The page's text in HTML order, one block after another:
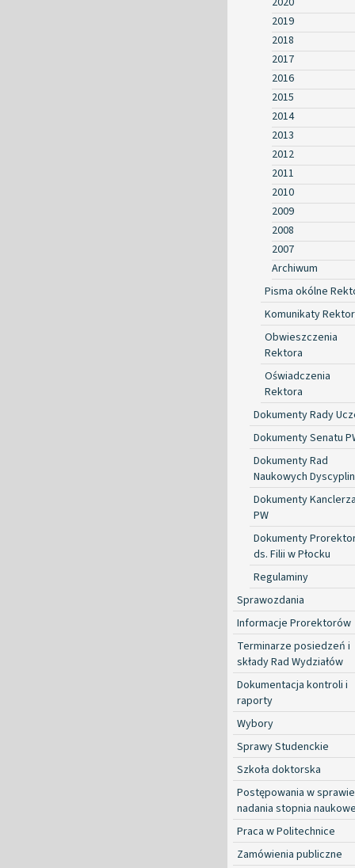
2019
2018
2017
2016
2015
2014
2013
2012
2011
2010
2009
2008
2007
Archiwum
Pisma okólne
Komunikaty
Obwieszczenia
Rektora
Oświadczenia
Rektora
Dokumenty Rady
Dokumenty Senatu
Dokumenty Rad
Naukowych Dyscyplin
Dokumenty Kanclerza
PW
Dokumenty
ds. Filii w Płocku
Regulaminy
Sprawozdania
Informacje Prorektorów
Terminarze posiedzeń i
składy Rad Wydziałów
Dokumentacja kontroli i
raporty
Wybory
Sprawy Studenckie
Szkoła doktorska
Postępowania w sprawie
nadania stopnia
Praca w Politechnice
Zamówienia publiczne